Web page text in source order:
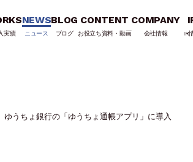
実績
NEWS
ニュース
BLOG
ブログ
CONTENT
お役立ち資料・動画
COMPANY
会社情報 IR
うちょ銀行の「ゆうちょ通帳アプリ」に導入